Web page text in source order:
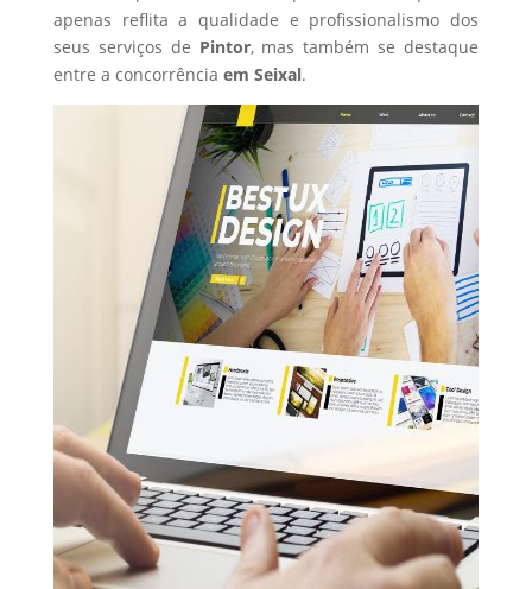
apenas reflita a qualidade e profissionalismo dos
seus serviços de Pintor, mas também se destaque
entre a concorrência em Seixal.